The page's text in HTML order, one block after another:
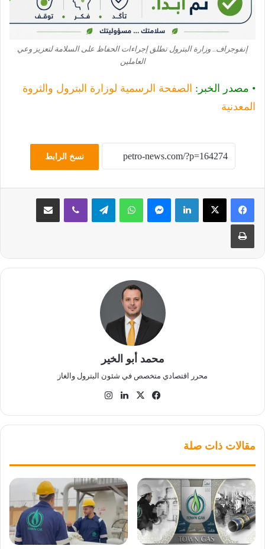
إنفوجراف.. وزارة البترول تطلق إجراءات الحفاظ على السلامة لتعزيز وعي
العاملين
• مصدر الخبر: الصفحة الرسمية لوزارة البترول والثروة
المعدنية
نسخ الرابط
لينكدإن ماسنجر واتساب تيلقرام ڤايبر مشاركة عبر البريد
طباعة
محمد أبو الخير
محرر اقتصادي متخصص في شئون البترول والغاز
فيسبوك
‫X لينكدإن
مقالات ذات صلة